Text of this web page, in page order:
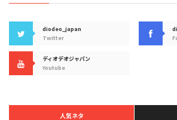
diodeo_japan
Twitter
ディオデオジャパン
Youtube
人気ネタ